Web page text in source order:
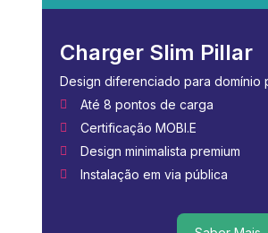
Charger Slim Pillar
Design diferenciado para domínio
Até 8 pontos de carga
Certificação MOBI.E
Design minimalista premium
Instalação em via pública
Saber Mais